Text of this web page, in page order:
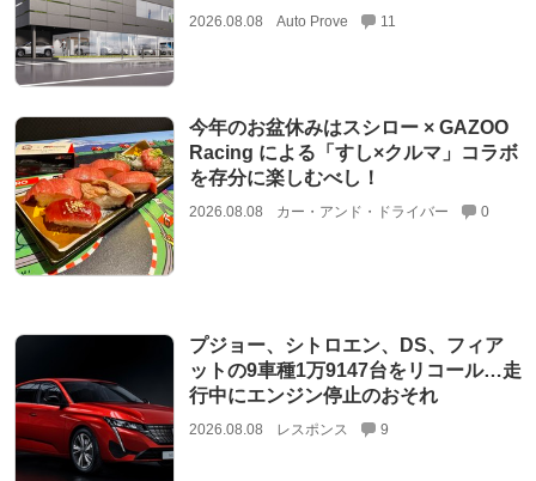
2026.08.08 Auto Prove 11
今年のお盆休みはスシロー × GAZOO
Racing による「すし×クルマ」コラボ
を存分に楽しむべし！
2026.08.08 カー・アンド・ドライバー 0
プジョー、シトロエン、DS、フィア
ットの9車種1万9147台をリコール…走
行中にエンジン停止のおそれ
2026.08.08 レスポンス 9